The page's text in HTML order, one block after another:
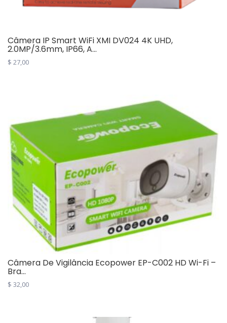
Câmera IP Smart WiFi XMI DV024 4K UHD,
2.0MP/3.6mm, IP66, A...
$ 27,00
Câmera De Vigilância Ecopower EP-C002 HD Wi-Fi –
Bra...
$ 32,00